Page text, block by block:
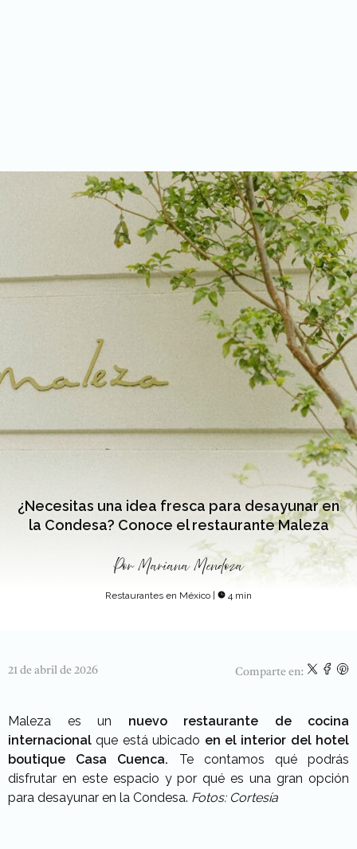
¿Necesitas una idea fresca para desayunar en
la Condesa? Conoce el restaurante Maleza
Por Mariana Mendoza
Restaurantes en México | 4 min
21 de abril de 2026 Comparte en:
Maleza es un nuevo restaurante de cocina
internacional que está ubicado en el interior del hotel
boutique Casa Cuenca. Te contamos qué podrás
disfrutar en este espacio y por qué es una gran opción
para desayunar en la Condesa. Fotos: Cortesía